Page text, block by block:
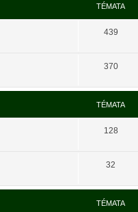
TÉMATA
439
370
TÉMATA
128
32
TÉMATA